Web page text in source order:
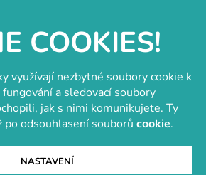
COOKIES!
využívají nezbytné soubory cookie k
a sledovací soubory
jak s nimi komunikujete. Ty
po odsouhlasení souborů cookie.
NASTAVENÍ
a komponentyTvořit je radost